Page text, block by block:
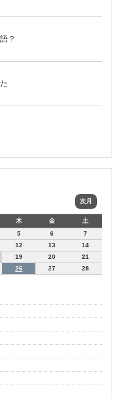
？
次月
木 金
土
5 6
7
12 13
14
19 20
21
26 27 28